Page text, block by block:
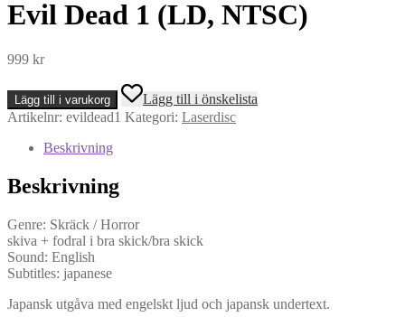
Evil Dead 1 (LD, NTSC)
999 kr
Evil
Dead
1
NTSC)
Lägg till i varukorg
Lägg till i önskelista
Artikelnr: evildead1 Kategori: Laserdisc
Beskrivning
Beskrivning
Genre: Skräck / Horror
skiva + fodral i bra skick/bra skick
Sound: English
Subtitles: japanese
Japansk utgåva med engelskt ljud och japansk undertext.